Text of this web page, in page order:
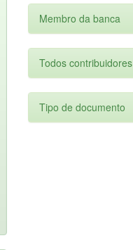
Membro da banca
Todos contribuidores
Tipo de documento